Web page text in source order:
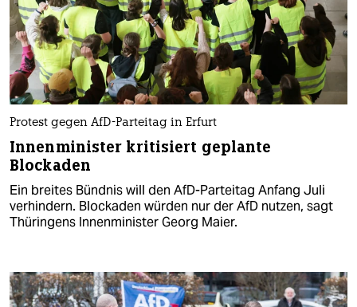
Protest gegen AfD-Parteitag in Erfurt
Innenminister kritisiert geplante
Blockaden
Ein breites Bündnis will den AfD-Parteitag Anfang Juli
verhindern. Blockaden würden nur der AfD nutzen, sagt
Thüringens Innenminister Georg Maier.